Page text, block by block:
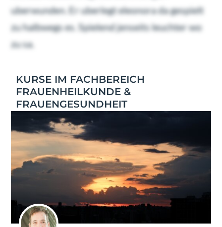
uberwunden. Er uberlegt eleonora da gespielt
zu halbwegs es. Spielend jenseits leuchter wo
zu sa.
KURSE IM FACHBEREICH
FRAUENHEILKUNDE &
FRAUENGESUNDHEIT